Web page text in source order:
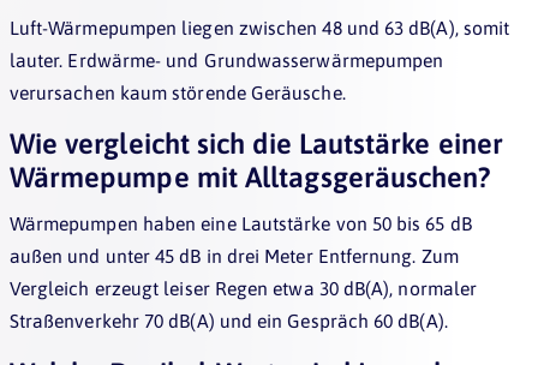
Luft-Wärmepumpen liegen zwischen 48 und 63 dB(A), somit
lauter. Erdwärme- und Grundwasserwärmepumpen
verursachen kaum störende Geräusche.
Wie vergleicht sich die Lautstärke einer
Wärmepumpe mit Alltagsgeräuschen?
Wärmepumpen haben eine Lautstärke von 50 bis 65 dB
außen und unter 45 dB in drei Meter Entfernung. Zum
Vergleich erzeugt leiser Regen etwa 30 dB(A), normaler
Straßenverkehr 70 dB(A) und ein Gespräch 60 dB(A).